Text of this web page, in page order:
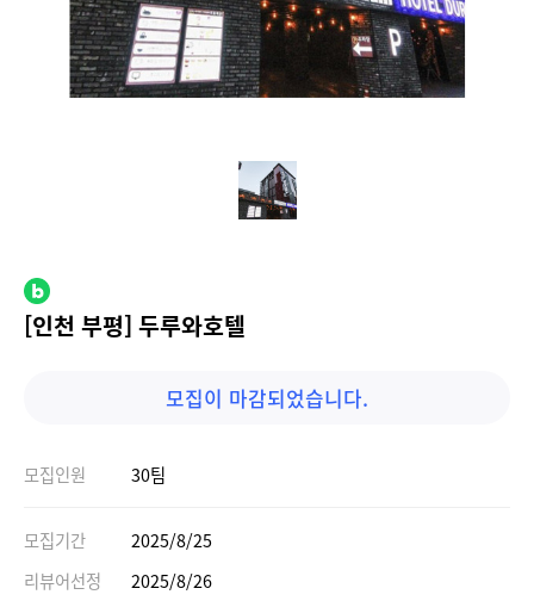
[인천 부평] 두루와호텔
모집이 마감되었습니다.
모집인원 30팀
모집기간
2025/8/25
리뷰어선정
2025/8/26